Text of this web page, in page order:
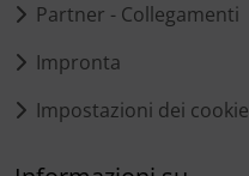
Partner - Collegamenti
Impronta
Impostazioni dei cookie